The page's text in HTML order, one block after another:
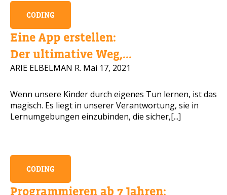
CODING
Eine App erstellen:
Der ultimative Weg,...
ARIE ELBELMAN R. Mai 17, 2021
Wenn unsere Kinder durch eigenes Tun lernen, ist das
magisch. Es liegt in unserer Verantwortung, sie in
Lernumgebungen einzubinden, die sicher,[...]
CODING
Programmieren ab 7 Jahren:
Handynummer
BITTE KONTAKTIEREN SIE MICH